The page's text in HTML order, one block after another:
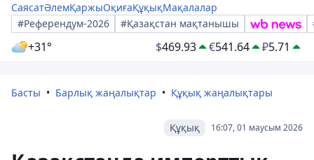
СаясатӘлемҚаржыОқиғаҚұқықМақалалар
#Референдум-2026
#Қазақстан мақтанышы
+31° $469.93 €541.64 ₽5.71
Басты Барлық жаңалықтар Құқық жаңалықтары
16:07, 01 маусым 2026
Құқық